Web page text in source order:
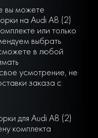
вы можете
на Audi A8 (2)
или только
выбрать
в любой
усмотрение, не
заказа с
для Audi A8 (2)
комплекта